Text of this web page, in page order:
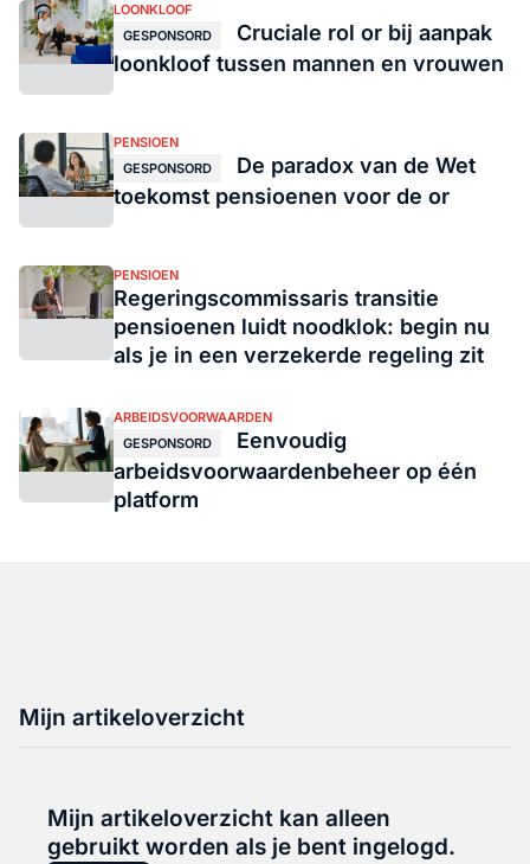
LOONKLOOF
GESPONSORD
Cruciale rol or bij aanpak
loonkloof tussen mannen en vrouwen
PENSIOEN
GESPONSORD
De paradox van de Wet
toekomst pensioenen voor de or
PENSIOEN
Regeringscommissaris transitie
pensioenen luidt noodklok: begin nu
als je in een verzekerde regeling zit
ARBEIDSVOORWAARDEN
GESPONSORD
Eenvoudig
arbeidsvoorwaardenbeheer op één
platform
Mijn artikeloverzicht
Mijn artikeloverzicht kan alleen
gebruikt worden als je bent ingelogd.